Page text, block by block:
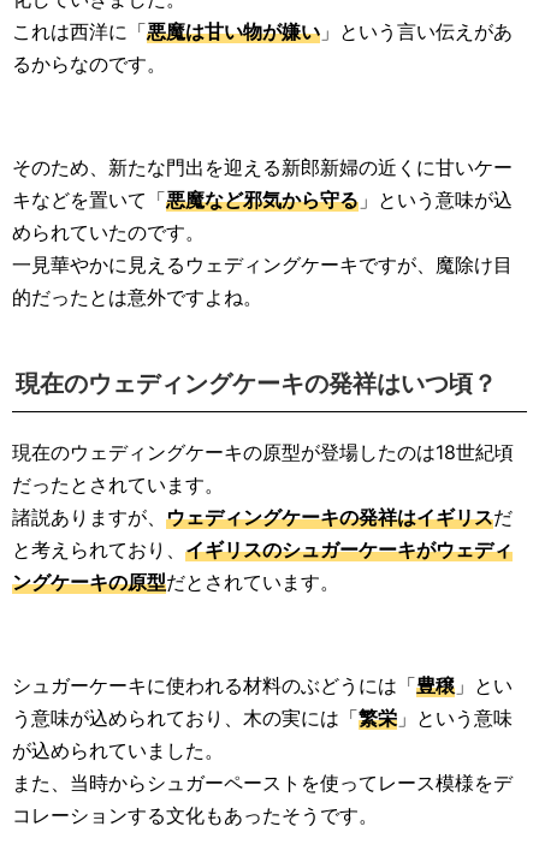
これは西洋に「悪魔は甘い物が嫌い 」という言い伝えがあ
るからなのです。
そのため、新たな門出を迎える新郎新婦の近くに甘いケー
キなどを置いて「悪魔など邪気から守る 」という意味が込
められていたのです。
一見華やかに見えるウェディングケーキですが、魔除け目
的だったとは意外ですよね。
現在のウェディングケーキの発祥はいつ頃？
現在のウェディングケーキの原型が登場したのは18世紀頃
だったとされています。
諸説ありますが、 ウェディングケーキの発祥はイギリスだ
と考えられており、 イギリスのシュガーケーキがウェディ
ングケーキの原型だとされています。
シュガーケーキに使われる材料のぶどうには「豊穣 」とい
う意味が込められており、木の実には「繁栄 」という意味
が込められていました。
また、当時からシュガーペーストを使ってレース模様をデ
コレーションする文化もあったそうです。